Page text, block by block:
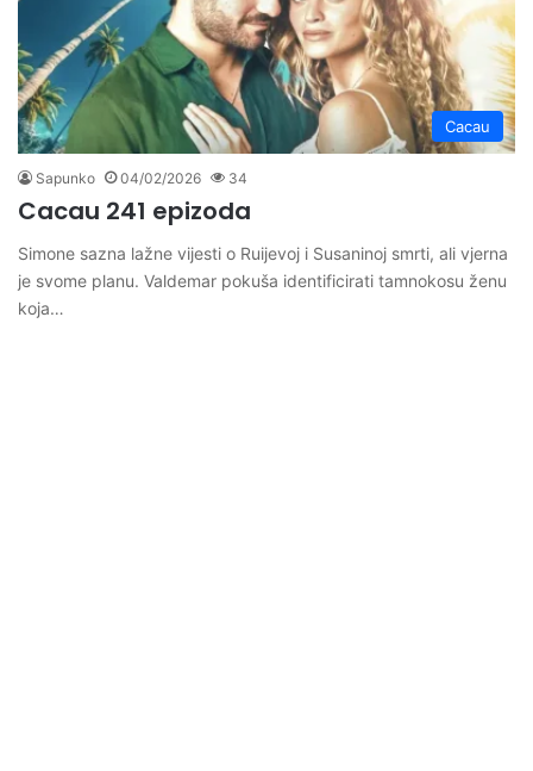
Cacau
Sapunko 04/02/2026 34
Cacau 241 epizoda
Simone sazna lažne vijesti o Ruijevoj i Susaninoj smrti, ali vjerna
je svome planu. Valdemar pokuša identificirati tamnokosu ženu
koja…